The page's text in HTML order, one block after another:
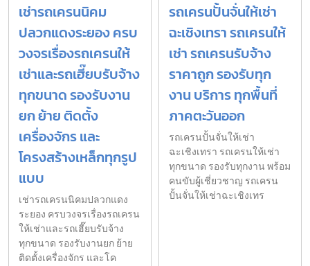
เช่ารถเครนนิคม
ปลวกแดงระยอง ครบ
วงจรเรื่องรถเครนให้
เช่าและรถเฮี๊ยบรับจ้าง
ทุกขนาด รองรับงาน
ยก ย้าย ติดตั้ง
เครื่องจักร และ
โครงสร้างเหล็กทุกรูป
แบบ
เช่ารถเครนนิคมปลวกแดง
ระยอง ครบวงจรเรื่องรถเครน
ให้เช่าและรถเฮี๊ยบรับจ้าง
ทุกขนาด รองรับงานยก ย้าย
ติดตั้งเครื่องจักร และโค
รถเครนปั้นจั่นให้เช่า
ฉะเชิงเทรา รถเครนให้
เช่า รถเครนรับจ้าง
ราคาถูก รองรับทุก
งาน บริการ ทุกพื้นที่
ภาคตะวันออก
รถเครนปั้นจั่นให้เช่า
ฉะเชิงเทรา รถเครนให้เช่า
ทุกขนาด รองรับทุกงาน พร้อม
คนขับผู้เชี่ยวชาญ รถเครน
ปั้นจั่นให้เช่าฉะเชิงเทร